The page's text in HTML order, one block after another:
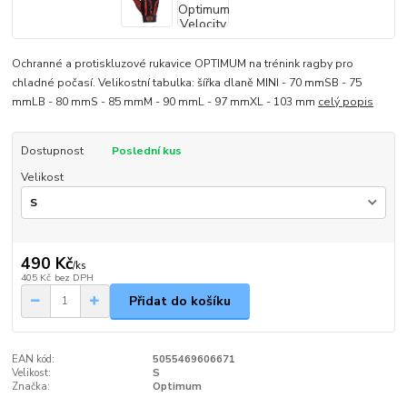
Ochranné a protiskluzové rukavice OPTIMUM na trénink ragby pro
chladné počasí. Velikostní tabulka: šířka dlaně MINI - 70 mmSB - 75
mmLB - 80 mmS - 85 mmM - 90 mmL - 97 mmXL - 103 mm celý popis
Dostupnost
Poslední kus
Velikost
490 Kč/ks
405 Kč bez DPH
Přidat do košíku
EAN kód:
5055469606671
Velikost:
S
Značka:
Optimum